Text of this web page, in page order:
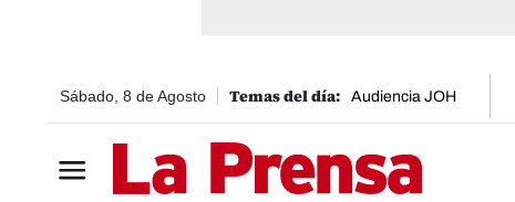
Sábado, 8 de Agosto Audiencia JOH